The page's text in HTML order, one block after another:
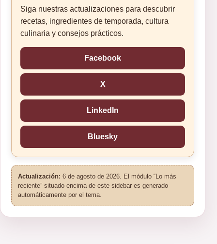
Siga nuestras actualizaciones para descubrir
recetas, ingredientes de temporada, cultura
culinaria y consejos prácticos.
Facebook
X
LinkedIn
Bluesky
Actualización: 6 de agosto de 2026. El módulo “Lo más
reciente” situado encima de este sidebar es generado
automáticamente por el tema.